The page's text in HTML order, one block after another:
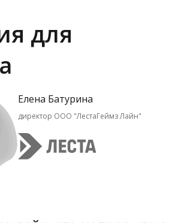
для
Елена Батурина
директор ООО "ЛестаГеймз Лайн"